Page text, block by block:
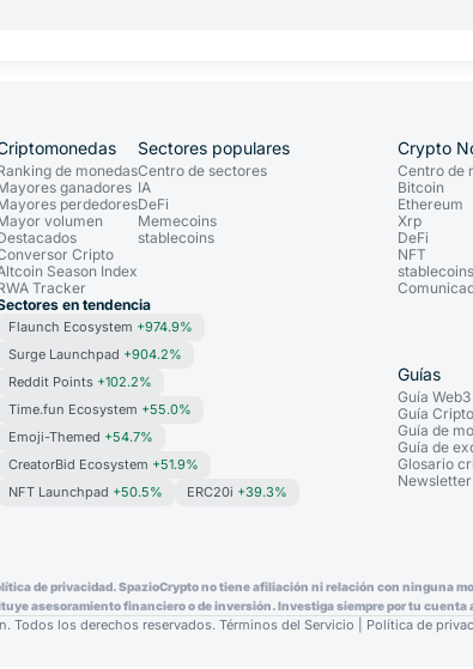
de monedas
ganadores
perdedores
volumen
Cripto
Season Index
Tracker
Sectores populares
Centro de sectores
IA
DeFi
Memecoins
stablecoins
en tendencia
Flaunch Ecosystem +974.9%
Surge Launchpad +904.2%
Reddit Points +102.2%
Time.fun Ecosystem +55.0%
Emoji-Themed +54.7%
CreatorBid Ecosystem +51.9%
NFT Launchpad +50.5% ERC20i +39.3%
Crypto
Centro de
Bitcoin
Ethereum
Xrp
DeFi
NFT
stablecoins
Guías
Guía Web3
Guía Cripto
Guía de
Guía de
Glosario
Newsletter
de privacidad. SpazioCrypto no tiene afiliación ni relación con ninguna
asesoramiento financiero o de inversión. Investiga siempre por tu cuenta
Todos los derechos reservados. Términos del Servicio Política de